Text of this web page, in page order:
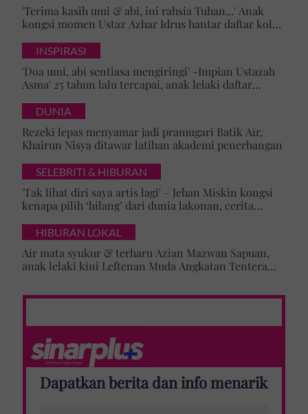
'Terima kasih umi & abi, ini rahsia Tuhan...' Anak
kongsi momen Ustaz Azhar Idrus hantar daftar kolej,
INSPIRASI
'Doa umi, abi sentiasa mengiringi' -Impian Ustazah
Asma' 25 tahun lalu tercapai, anak lelaki daftar
DUNIA
Rezeki lepas menyamar jadi pramugari Batik Air,
Khairun Nisya ditawar latihan akademi penerbangan
SELEBRITI & HIBURAN
'Tak lihat diri saya artis lagi' – Jehan Miskin kongsi
kenapa pilih ‘hilang’ dari dunia lakonan, cerita
HIBURAN LOKAL
Air mata syukur & terharu Azian Mazwan Sapuan,
anak lelaki kini Leftenan Muda Angkatan Tentera
Dapatkan berita dan info menarik